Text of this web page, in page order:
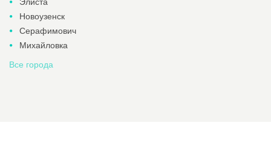
Новоузенск
Серафимович
Михайловка
Все города